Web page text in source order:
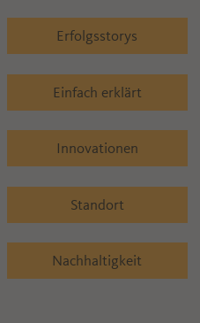
Erfolgsstorys
Einfach erklärt
Innovationen
Standort
Nachhaltigkeit